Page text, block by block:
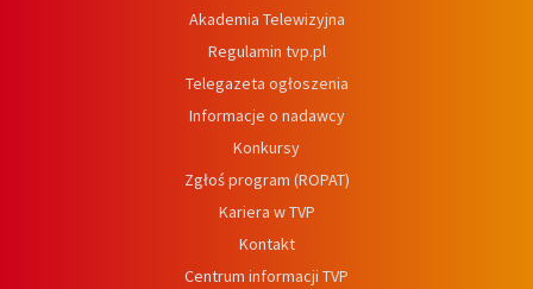
Akademia Telewizyjna
Regulamin tvp.pl
Telegazeta ogłoszenia
Informacje o nadawcy
Konkursy
Zgłoś program (ROPAT)
Kariera w TVP
Kontakt
Centrum informacji TVP